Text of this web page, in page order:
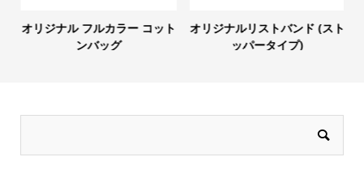
オリジナル フルカラー コット
ンバッグ
オリジナルリストバンド (スト
ッパータイプ)